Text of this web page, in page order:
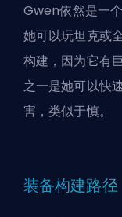
Gwen依然是一
她可以玩坦克或
构建，因为它有
之一是她可以快
害，类似于慎。
装备构建路径